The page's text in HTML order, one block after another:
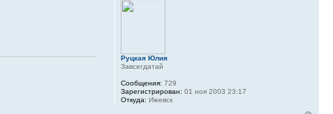
Руцкая Юлия
Завсегдатай
Сообщения: 729
Зарегистрирован: 01 ноя 2003 23:17
Откуда: Ижевск